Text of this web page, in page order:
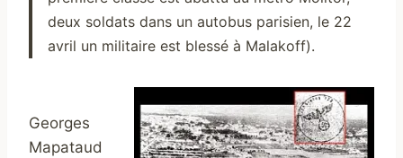
deux soldats dans un autobus parisien, le 22
avril un militaire est blessé à Malakoff).
Georges
Mapataud